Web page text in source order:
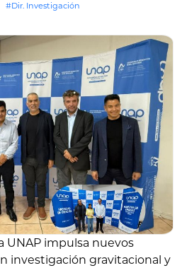
#Dir. Investigación
UNAP impulsa nuevos
investigación gravitacional y